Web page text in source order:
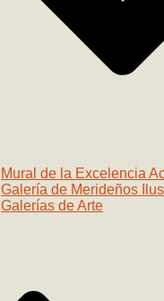
Mural de la Excelencia
Galería de Merideños
Galerías de Arte